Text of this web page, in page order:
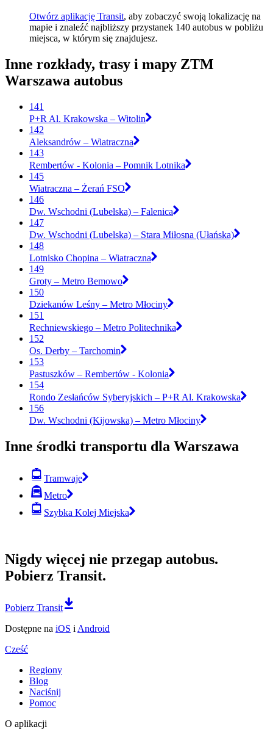
Otwórz aplikację Transit, aby zobaczyć swoją lokalizację na
mapie i znaleźć najbliższy przystanek 140 autobus w pobliżu
miejsca, w którym się znajdujesz.
Inne rozkłady, trasy i mapy ZTM
Warszawa autobus
141
P+R Al. Krakowska – Witolin
142
Aleksandrów – Wiatraczna
143
Rembertów - Kolonia – Pomnik Lotnika
145
Wiatraczna – Żerań FSO
146
Dw. Wschodni (Lubelska) – Falenica
147
Dw. Wschodni (Lubelska) – Stara Miłosna (Ułańska)
148
Lotnisko Chopina – Wiatraczna
149
Groty – Metro Bemowo
150
Dziekanów Leśny – Metro Młociny
151
Rechniewskiego – Metro Politechnika
152
Os. Derby – Tarchomin
153
Pastuszków – Rembertów - Kolonia
154
Rondo Zesłańców Syberyjskich – P+R Al. Krakowska
156
Dw. Wschodni (Kijowska) – Metro Młociny
Inne środki transportu dla Warszawa
Tramwaje
Metro
Szybka Kolej Miejska
Nigdy więcej nie przegap autobus.
Pobierz Transit.
Pobierz Transit
Dostępne na iOS i Android
Cześć
Regiony
Blog
Naciśnij
Pomoc
O aplikacji